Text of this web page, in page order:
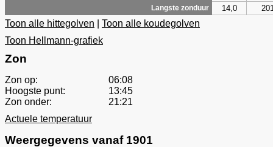
Langste zonduur 14,0
Toon alle hittegolven
Toon alle koudegolven
Toon Hellmann-grafiek
Zon
Zon op:
06:08
Hoogste punt:
13:45
Zon onder:
21:21
Actuele temperatuur
Weergegevens vanaf 1901